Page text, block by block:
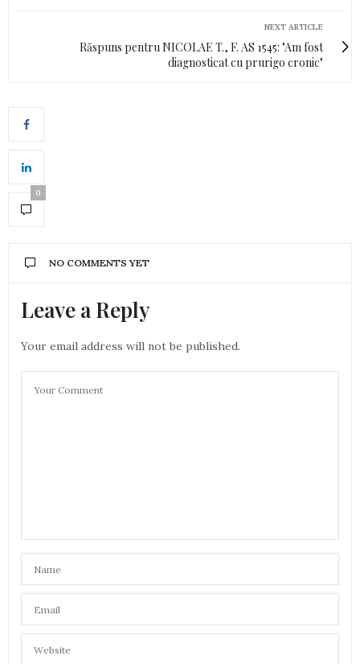
NEXT ARTICLE
Răspuns pentru NICOLAE T., F. AS 1545: "Am fost
diagnosticat cu prurigo cronic"
0
NO COMMENTS YET
Leave a Reply
Your email address will not be published.